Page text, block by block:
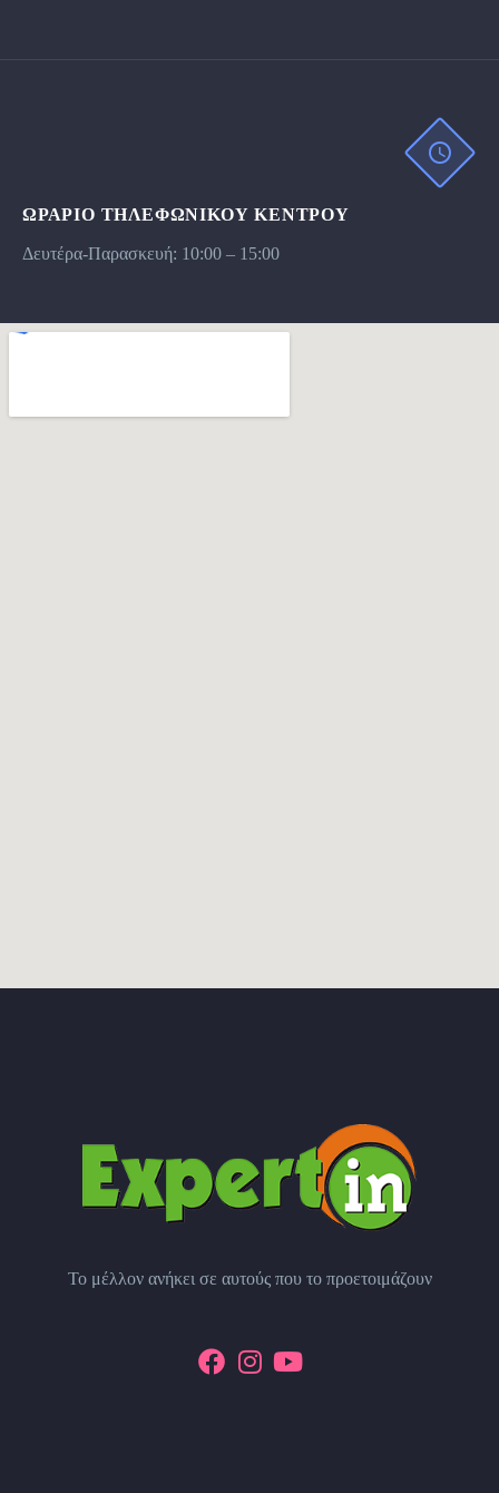
ΩΡΆΡΙΟ ΤΗΛΕΦΩΝΙΚΟΥ ΚΕΝΤΡΟΥ
Δευτέρα-Παρασκευή: 10:00 – 15:00
Το μέλλον ανήκει σε αυτούς που το προετοιμάζουν